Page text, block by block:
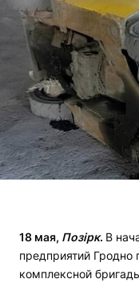
18 мая, Позірк. В
предприятий Гродно
комплексной